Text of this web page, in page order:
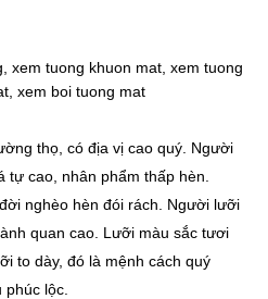
thọ, có địa vị cao quý. Người
cao, nhân phẩm thấp hèn.
nghèo hèn đói rách. Người lưỡi
quan cao. Lưỡi màu sắc tươi
to dày, đó là mệnh cách quý
lộc.